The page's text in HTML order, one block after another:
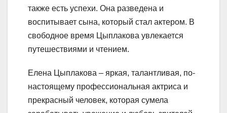
также есть успехи. Она разведена и
воспитывает сына, который стал актером. В
свободное время Цыплакова увлекается
путешествиями и чтением.
Елена Цыплакова – яркая, талантливая, по-
настоящему профессиональная актриса и
прекрасный человек, которая сумела